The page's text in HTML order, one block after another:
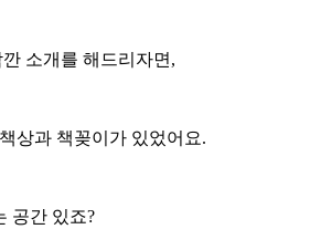
소개를 해드리자면,
상과 책꽂이가 있었어요.
공간 있죠?